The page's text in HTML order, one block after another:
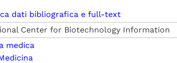
dati bibliografica e full-text
Center for Biotechnology Information
medica